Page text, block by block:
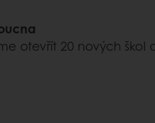
otevřít 20 nových škol